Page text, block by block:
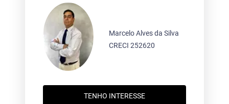
Marcelo Alves da Silva
CRECI 252620
TENHO INTERESSE